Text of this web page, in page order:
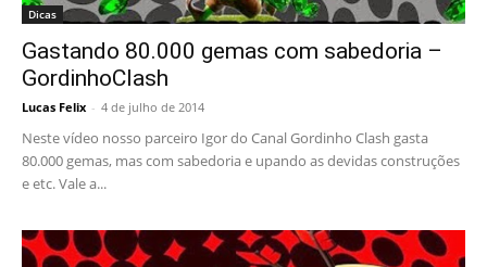
Dicas
Gastando 80.000 gemas com sabedoria –
GordinhoClash
Lucas Felix - 4 de julho de 2014
Neste vídeo nosso parceiro Igor do Canal Gordinho Clash gasta
80.000 gemas, mas com sabedoria e upando as devidas construções
e etc. Vale a...